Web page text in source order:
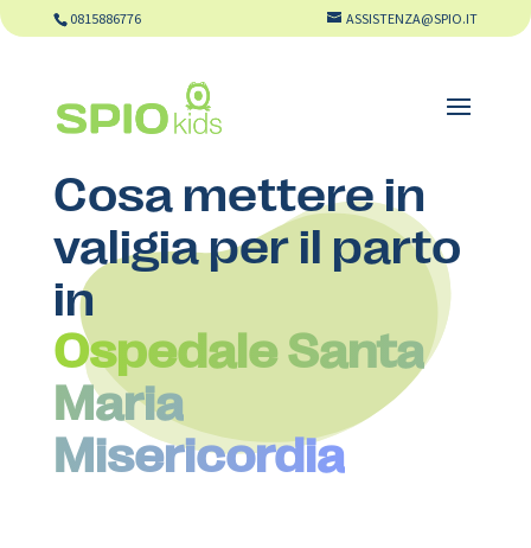
0815886776 ASSISTENZA@SPIO.IT
Cosa mettere in
valigia per il parto
in
Ospedale Santa
Maria
Misericordia